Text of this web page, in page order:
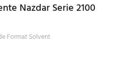
Nazdar Serie 2100
Format Solvent